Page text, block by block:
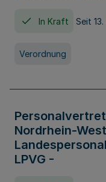
In Kraft Seit 13.
Verordnung
Nordrhein-
LPVG -